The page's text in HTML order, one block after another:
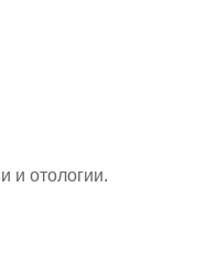
и отологии.